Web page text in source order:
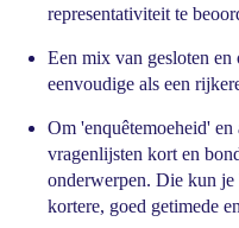
representativiteit te
Een mix van gesloten en
eenvoudige als een
Om 'enquêtemoeheid'
vragenlijsten kort en
onderwerpen. Die kun je
kortere, goed getimede